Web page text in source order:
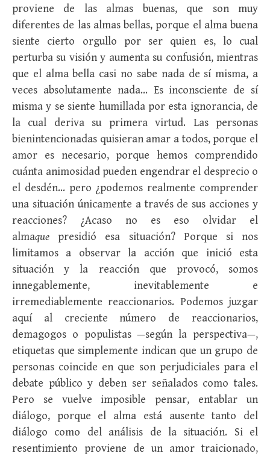
proviene de las almas buenas, que son muy
diferentes de las almas bellas, porque el alma buena
siente cierto orgullo por ser quien es, lo cual
perturba su visión y aumenta su confusión, mientras
que el alma bella casi no sabe nada de sí misma, a
veces absolutamente nada… Es inconsciente de sí
misma y se siente humillada por esta ignorancia, de
la cual deriva su primera virtud. Las personas
bienintencionadas quisieran amar a todos, porque el
amor es necesario, porque hemos comprendido
cuánta animosidad pueden engendrar el desprecio o
el desdén… pero ¿podemos realmente comprender
una situación únicamente a través de sus acciones y
reacciones? ¿Acaso no es eso olvidar el
almaque presidió esa situación? Porque si nos
limitamos a observar la acción que inició esta
situación y la reacción que provocó, somos
innegablemente, inevitablemente e
irremediablemente reaccionarios. Podemos juzgar
aquí al creciente número de reaccionarios,
demagogos o populistas —según la perspectiva—,
etiquetas que simplemente indican que un grupo de
personas coincide en que son perjudiciales para el
debate público y deben ser señalados como tales.
Pero se vuelve imposible pensar, entablar un
diálogo, porque el alma está ausente tanto del
diálogo como del análisis de la situación. Si el
resentimiento proviene de un amor traicionado,